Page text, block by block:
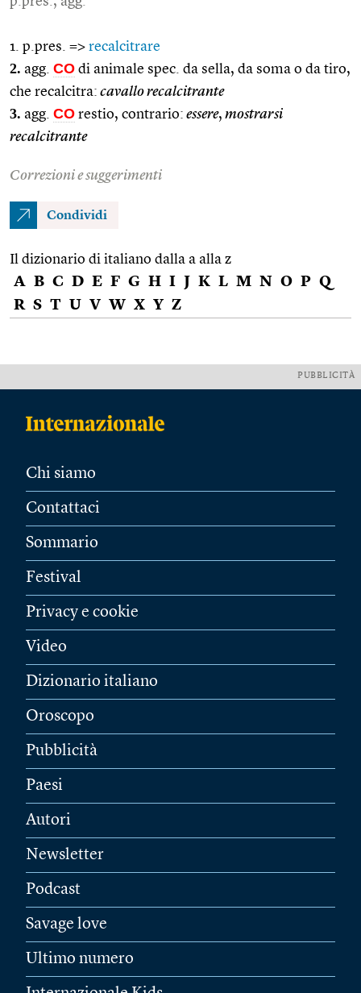
1. p.pres. => recalcitrare
2. agg. CO di animale spec. da sella, da soma o da tiro,
che recalcitra: cavallo recalcitrante
3. agg. CO restio, contrario: essere, mostrarsi
recalcitrante
Correzioni e suggerimenti
Condividi
Il dizionario di italiano dalla a alla z
A B C D E F G H I J K L M N O P Q
R S T U V W X Y Z
PUBBLICITÀ
Chi siamo
Contattaci
Sommario
Festival
Privacy e cookie
Video
Dizionario italiano
Oroscopo
Pubblicità
Paesi
Autori
Newsletter
Podcast
Savage love
Ultimo numero